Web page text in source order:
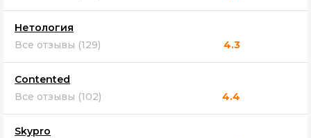
Нетология
Все отзывы (129)
4.3
Contented
Все отзывы (102)
4.4
Skypro